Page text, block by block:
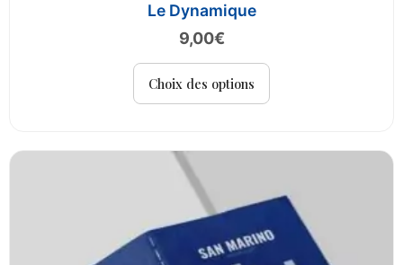
Le Dynamique
9,00€
Choix des options
Ce
produit
variations.
peuvent
être